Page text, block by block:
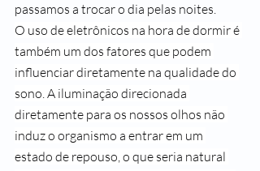
passamos a trocar o dia pelas noites.
O uso de eletrônicos na hora de dormir é
também um dos fatores que podem
influenciar diretamente na qualidade do
sono. A iluminação direcionada
diretamente para os nossos olhos não
induz o organismo a entrar em um
estado de repouso, o que seria natural